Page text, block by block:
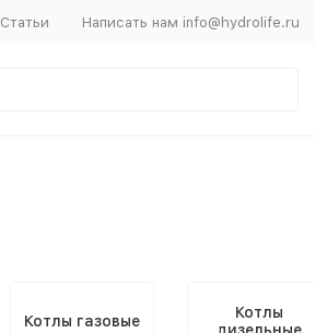
Статьи Написать нам info@hydrolife.ru
Котлы газовые
Котлы
дизельные